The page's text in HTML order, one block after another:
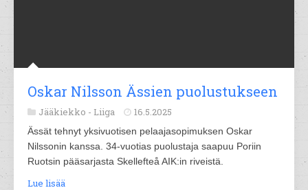
Oskar Nilsson Ässien puolustukseen
Jääkiekko - Liiga 16.5.2025
Ässät tehnyt yksivuotisen pelaajasopimuksen Oskar
Nilssonin kanssa. 34-vuotias puolustaja saapuu Poriin
Ruotsin pääsarjasta Skellefteå AIK:in riveistä.
Lue lisää